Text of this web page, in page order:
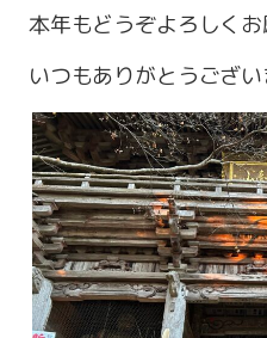
営業
定
本年もどうぞよろしく
いつもありがとうござ